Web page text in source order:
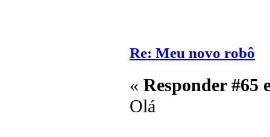
Re: Meu novo robô
« Responder #65
Olá